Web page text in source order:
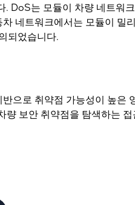
. DoS는 모듈이 차량 네트워
네트워크에서는 모듈이 밀
되었습니다.
반으로 취약점 가능성이 높은
보안 취약점을 탐색하는